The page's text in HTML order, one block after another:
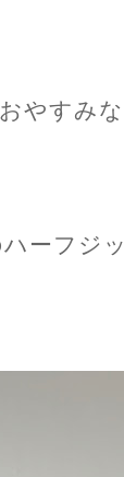
おやすみ
ーフジ